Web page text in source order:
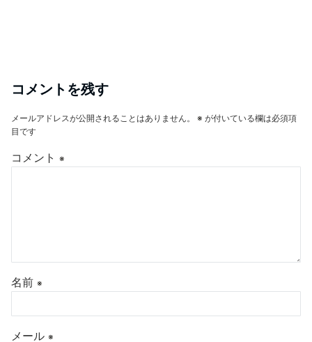
コメントを残す
メールアドレスが公開されることはありません。 ※ が付いている欄は必須項
目です
コメント ※
名前 ※
メール ※